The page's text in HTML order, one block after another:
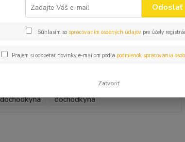
Hrnček Spokojná dôchodkyňa
Spokojná dôchodkyňa
Odoslať
Súhlasím so spracovaním osobných údajov pre účely
Prajem si odoberať novinky e-mailom podľa podmienok spracovania
Zatvoriť